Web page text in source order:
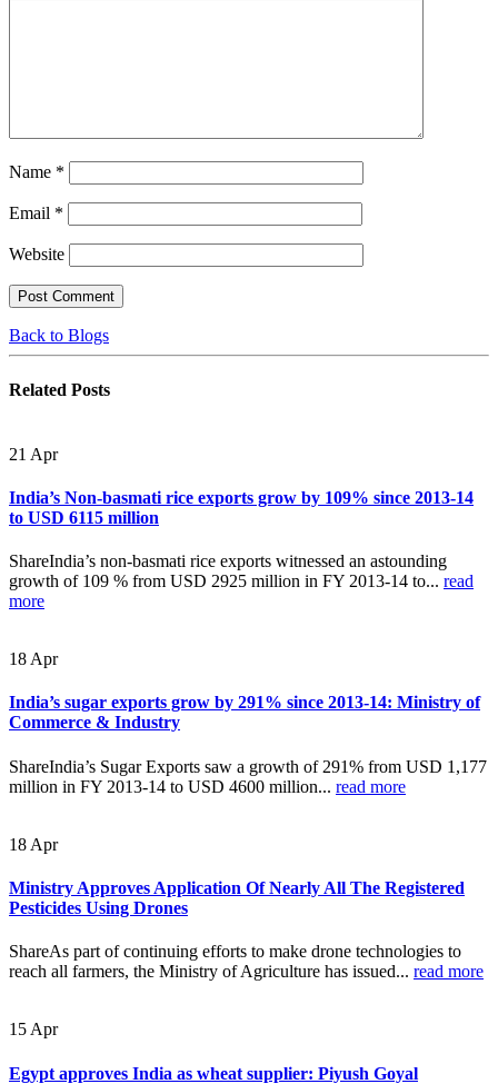
Name *
Email *
Website
Back to Blogs
Related Posts
21 Apr
India’s Non-basmati rice exports grow by 109% since 2013-14
to USD 6115 million
ShareIndia’s non-basmati rice exports witnessed an astounding
growth of 109 % from USD 2925 million in FY 2013-14 to... read
more
18 Apr
India’s sugar exports grow by 291% since 2013-14: Ministry of
Commerce & Industry
ShareIndia’s Sugar Exports saw a growth of 291% from USD 1,177
million in FY 2013-14 to USD 4600 million... read more
18 Apr
Ministry Approves Application Of Nearly All The Registered
Pesticides Using Drones
ShareAs part of continuing efforts to make drone technologies to
reach all farmers, the Ministry of Agriculture has issued... read more
15 Apr
Egypt approves India as wheat supplier: Piyush Goyal